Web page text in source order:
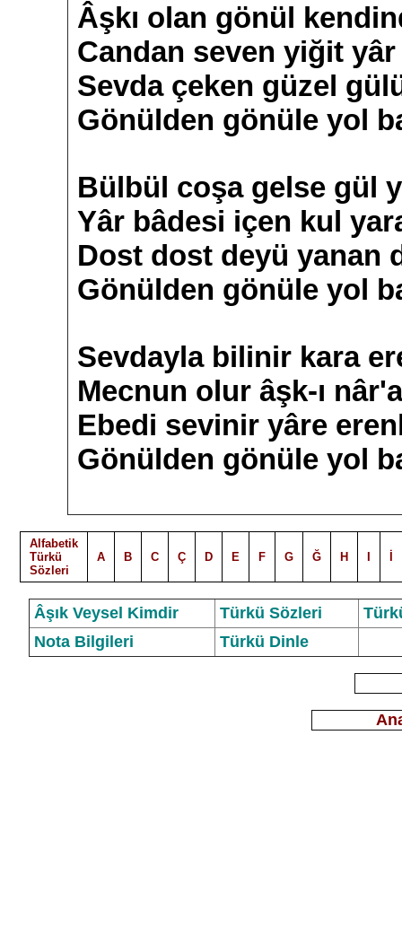
Âşkı olan gönül
Candan seven yiğit
Sevda çeken güzel
Gönülden gönüle yol
Bülbül coşa gelse gül
Yâr bâdesi içen kul
Dost dost deyü yanan
Gönülden gönüle yol
Sevdayla bilinir kara
Mecnun olur âşk-ı
Ebedi sevinir yâre
Gönülden gönüle yol
Alfabetik
Türkü
Sözleri
A B C Ç D E F G Ğ H
Âşık Veysel Kimdir Türkü Sözleri
Nota Bilgileri
Türkü Dinle